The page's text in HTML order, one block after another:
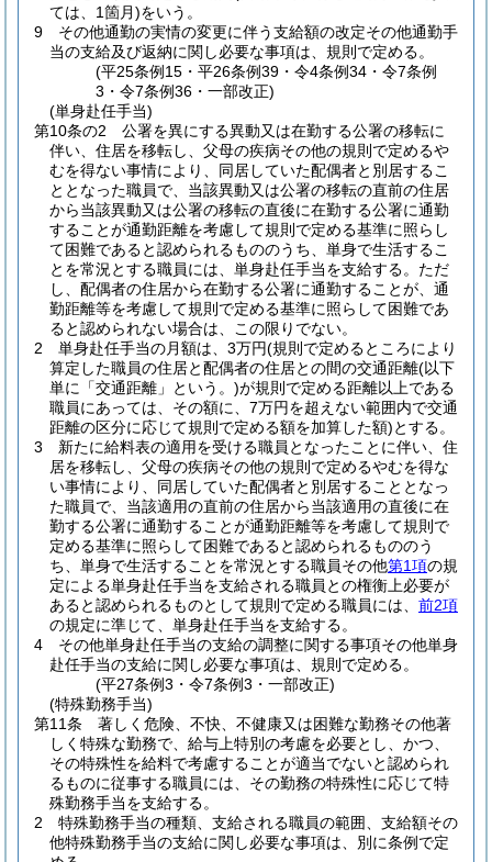
ては、1箇月)をいう。
9
その他通勤の実情の変更に伴う支給額の改定その他通勤手
当の支給及び返納に関し必要な事項は、規則で定める。
(平25条例15・平26条例39・令4条例34・令7条例
3・令7条例36・一部改正)
(単身赴任手当)
第10条の2
公署を異にする異動又は在勤する公署の移転に
伴い、住居を移転し、父母の疾病その他の規則で定めるや
むを得ない事情により、同居していた配偶者と別居するこ
ととなった職員で、当該異動又は公署の移転の直前の住居
から当該異動又は公署の移転の直後に在勤する公署に通勤
することが通勤距離を考慮して規則で定める基準に照らし
て困難であると認められるもののうち、単身で生活するこ
とを常況とする職員には、単身赴任手当を支給する。 ただ
し、配偶者の住居から在勤する公署に通勤することが、通
勤距離等を考慮して規則で定める基準に照らして困難であ
ると認められない場合は、この限りでない。
2
単身赴任手当の月額は、3万円(規則で定めるところにより
算定した職員の住居と配偶者の住居との間の交通距離(以下
単に「交通距離」という。)が規則で定める距離以上である
職員にあっては、その額に、7万円を超えない範囲内で交通
距離の区分に応じて規則で定める額を加算した額)とする。
3
新たに給料表の適用を受ける職員となったことに伴い、住
居を移転し、父母の疾病その他の規則で定めるやむを得な
い事情により、同居していた配偶者と別居することとなっ
た職員で、当該適用の直前の住居から当該適用の直後に在
勤する公署に通勤することが通勤距離等を考慮して規則で
定める基準に照らして困難であると認められるもののう
ち、単身で生活することを常況とする職員その他第1項の規
定による単身赴任手当を支給される職員との権衡上必要が
あると認められるものとして規則で定める職員には、 前2項
の規定に準じて、単身赴任手当を支給する。
4
その他単身赴任手当の支給の調整に関する事項その他単身
赴任手当の支給に関し必要な事項は、規則で定める。
(平27条例3・令7条例3・一部改正)
(特殊勤務手当)
第11条
著しく危険、不快、不健康又は困難な勤務その他著
しく特殊な勤務で、給与上特別の考慮を必要とし、かつ、
その特殊性を給料で考慮することが適当でないと認められ
るものに従事する職員には、その勤務の特殊性に応じて特
殊勤務手当を支給する。
2
特殊勤務手当の種類、支給される職員の範囲、支給額その
他特殊勤務手当の支給に関し必要な事項は、別に条例で定